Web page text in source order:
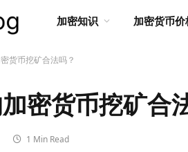
加密知识 加密货币价
货币挖矿合法吗？
密货币挖矿合
1 Min Read